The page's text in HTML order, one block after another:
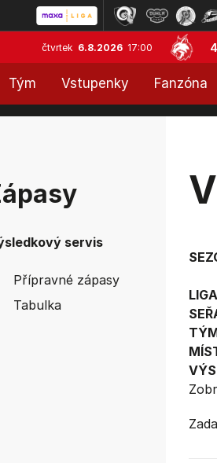
čtvrtek 6.8.2026 17:00
Tým Vstupenky Fanzóna
servis
Přípravné zápasy
Tabulka